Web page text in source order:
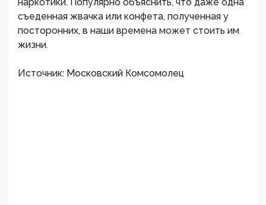
съеденная жвачка или конфета, полученная у
посторонних, в наши времена может стоить им
жизни.
Источник: Московский Комсомолец